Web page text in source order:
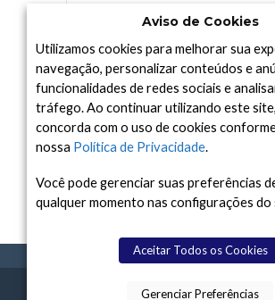
UNIVERSO
VÍDEO
Arquivo
Arquivo
TERMOS CONTATO SPACE
Aviso de Cookies
Utilizamos cookies para melhorar sua
navegação, personalizar conteúdos e
funcionalidades de redes sociais e
tráfego. Ao continuar utilizando este
concorda com o uso de cookies
nossa Política de Privacidade.
Você pode gerenciar suas preferências
qualquer momento nas configurações do
Aceitar Todos os Cookies
Gerenciar Preferências